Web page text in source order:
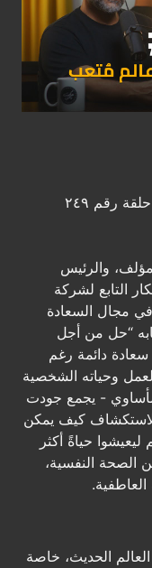
رقم ٢٤٩
والرئيس
التابع لشركة
مجال السعادة
“حل من أجل
دائمة رغم
وحياته الشخصية
- يجمع جودت
لاستكشاف كيف يمكن
حياةً أكثر
الصحة النفسية،
الحديث، خاصة